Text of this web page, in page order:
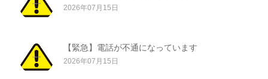
2026年07月15日
【緊急】電話が不通になっています
2026年07月15日